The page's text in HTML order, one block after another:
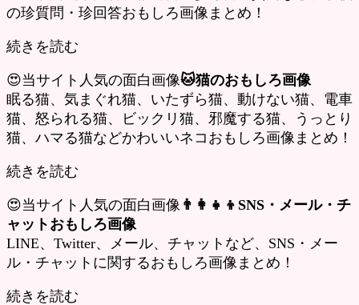
の珍質問・珍回答おもしろ画像まとめ！
続きを読む
😍当サイト人気の面白画像🐱猫のおもしろ画像
眠る猫、気まぐれ猫、いたずら猫、動けない猫、電車
猫、怒られる猫、ビックリ猫、邪魔する猫、うっとり
猫、ハマる猫などかわいいネコおもしろ画像まとめ！
続きを読む
😍当サイト人気の面白画像 👨‍👩‍👧‍👦SNS・メール・チ
ャットおもしろ画像
LINE、Twitter、メール、チャットなど、SNS・メー
ル・チャットに関するおもしろ画像まとめ！
続きを読む